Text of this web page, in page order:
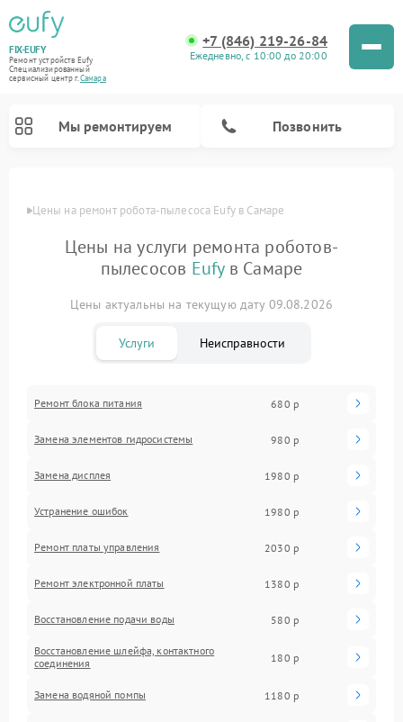
FIX-EUFY
Ремонт устройств Eufy
Специализированный
cервисный центр г.Самара
+7 (846) 219-26-84
Ежедневно, с 10:00 до 20:00
Мы ремонтируем Позвонить
Цены на ремонт робота-пылесоса Eufy в Самаре
Цены на услуги ремонта роботов-
пылесосов Eufyв Самаре
Цены актуальны на текущую дату 09.08.2026
Услуги Неисправности
Ремонт блока питания 680 р
Замена элементов гидросистемы 980 р
Замена дисплея 1980 р
Устранение ошибок 1980 р
Ремонт платы управления 2030 р
Ремонт электронной платы 1380 р
Восстановление подачи воды 580 р
Восстановление шлейфа, контактного
соединения
180 р
Замена водяной помпы 1180 р